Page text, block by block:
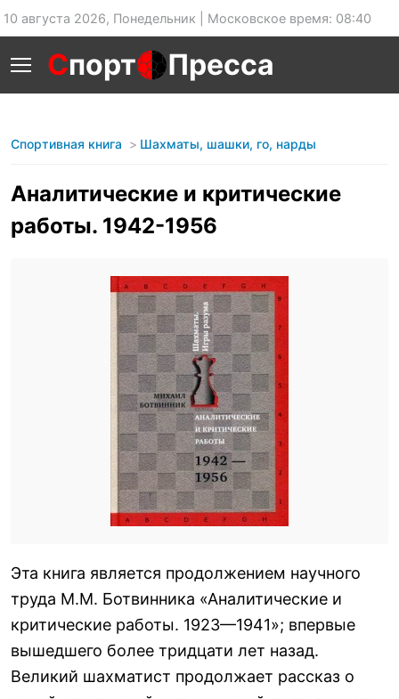
10 августа 2026, Понедельник | Московское время: 08:40
Спорт Пресса
Спортивная книга Шахматы, шашки, го, нарды
Аналитические и критические
работы. 1942-1956
Эта книга является продолжением научного
труда М.М. Ботвинника «Аналитические и
критические работы. 1923—1941»; впервые
вышедшего более тридцати лет назад.
Великий шахматист продолжает рассказ о